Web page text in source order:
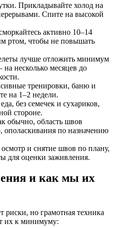
Прикладывайте холод на
Спите на высокой
активно 10–14
ртом, чтобы не повышать
лучше отложить минимум
несколько месяцев до
тренировки, баню и
на 1–2 недели.
без семечек и сухариков,
стороне.
обычно, область швов
ополаскивания по назначению
и снятие швов по плану,
для оценки заживления.
и как мы их
риски, но грамотная техника
их к минимуму: